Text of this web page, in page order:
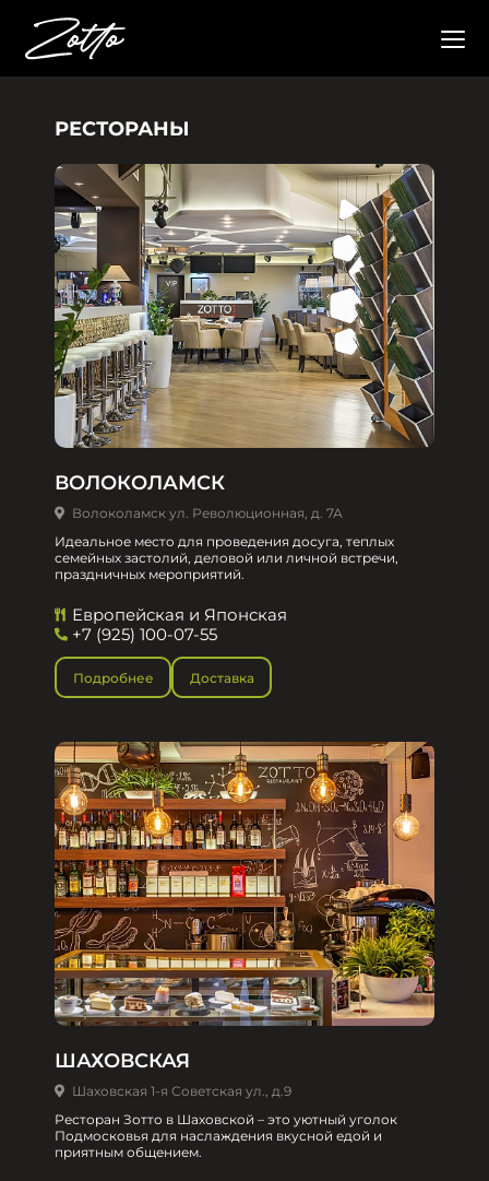
РЕСТОРАНЫ
ВОЛОКОЛАМСК
Волоколамск ул. Революционная, д. 7А
Идеальное место для проведения досуга, теплых
семейных застолий, деловой или личной встречи,
праздничных мероприятий.
Европейская и Японская
+7 (925) 100-07-55
Подробнее Доставка
ШАХОВСКАЯ
Шаховская 1-я Советская ул., д.9
Ресторан Зотто в Шаховской – это уютный уголок
Подмосковья для наслаждения вкусной едой и
приятным общением.​